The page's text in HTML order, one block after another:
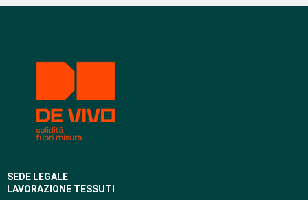
SEDE LEGALE
LAVORAZIONE TESSUTI